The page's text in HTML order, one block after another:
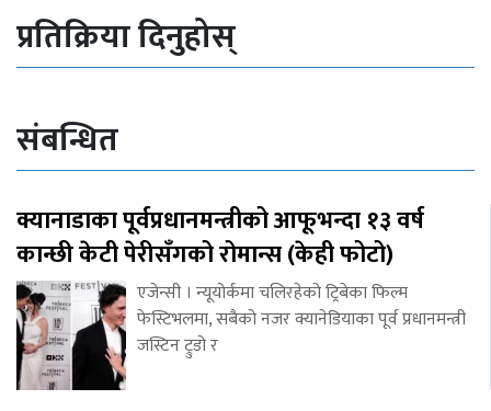
प्रतिक्रिया दिनुहोस्
संबन्धित
क्यानाडाका पूर्वप्रधानमन्त्रीको आफूभन्दा १३ वर्ष
कान्छी केटी पेरीसँगको रोमान्स (केही फोटो)
एजेन्सी । न्यूयोर्कमा चलिरहेको ट्रिबेका फिल्म
फेस्टिभलमा, सबैको नजर क्यानेडियाका पूर्व प्रधानमन्त्री
जस्टिन ट्रुडो र